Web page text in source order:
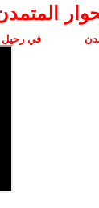
في رحيل